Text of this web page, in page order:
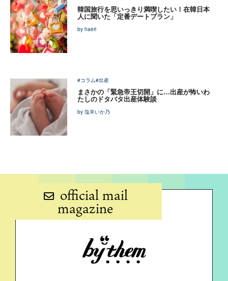
韓国旅行を思いっきり満喫したい！在韓日本
人に聞いた「定番デートプラン」
by haeri
#コラム#出産
まさかの「緊急帝王切開」に…出産が怖いわ
たしのドタバタ出産体験談
by 塩辛いか乃
official mail
magazine